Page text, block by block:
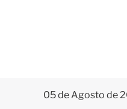
05 de Agosto de